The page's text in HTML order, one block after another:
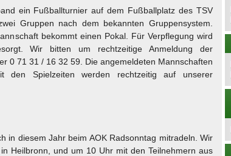
ein Fußballturnier auf dem Fußballplatz des TSV
Gruppen nach dem bekannten Gruppensystem.
bekommt einen Pokal. Für Verpflegung wird
Wir bitten um rechtzeitige Anmeldung der
0 71 31 / 16 32 59. Die angemeldeten Mannschaften
den Spielzeiten werden rechtzeitig auf unserer
in diesem Jahr beim AOK Radsonntag mitradeln. Wir
Heilbronn, und um 10 Uhr mit den Teilnehmern aus